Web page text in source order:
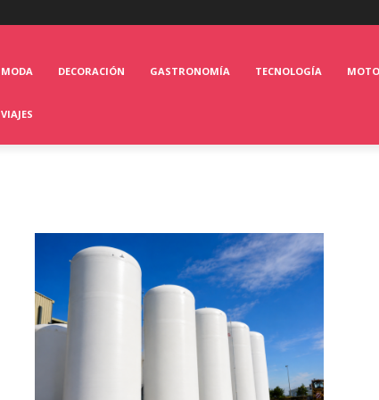
MODA DECORACIÓN GASTRONOMÍA TECNOLOGÍA
VIAJES